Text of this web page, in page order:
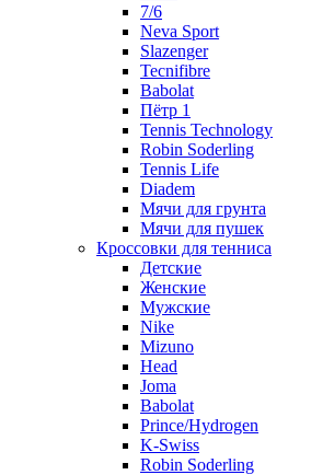
7/6
Neva Sport
Slazenger
Tecnifibre
Babolat
Пётр 1
Tennis Technology
Robin Soderling
Tennis Life
Diadem
Мячи для грунта
Мячи для пушек
Кроссовки для тенниса
Детские
Женские
Мужские
Nike
Mizuno
Head
Joma
Babolat
Prince/Hydrogen
K-Swiss
Robin Soderling